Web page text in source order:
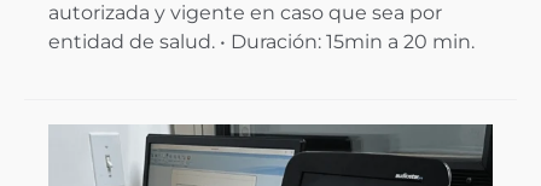
autorizada y vigente en caso que sea por
entidad de salud. • Duración: 15min a 20 min.